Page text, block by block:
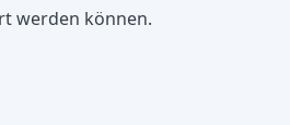
werden können.